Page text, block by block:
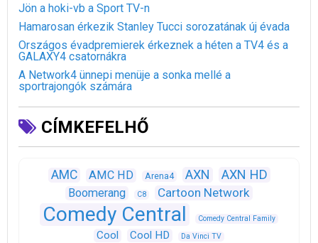
Jön a hoki-vb a Sport TV-n
Hamarosan érkezik Stanley Tucci sorozatának új évada
Országos évadpremierek érkeznek a héten a TV4 és a
GALAXY4 csatornákra
A Network4 ünnepi menüje a sonka mellé a
sportrajongók számára
CÍMKEFELHŐ
AMC AMC HD Arena4 AXN AXN HD
Boomerang C8 Cartoon Network
Comedy Central Comedy Central Family
Cool Cool HD Da Vinci TV